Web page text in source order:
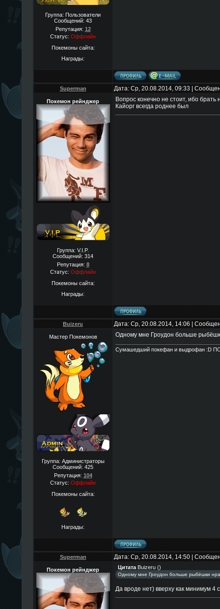
Группа: Пользователи
Сообщений: 43
Репутация: 12
Статус: Оффлайн
Покемоны сайта:
Награды:
Superman Дата: Ср, 20.08.2014, 09:33 |
Покемон рейнджер
Группа: V.I.P.
Сообщений: 314
Репутация: 8
Статус: Оффлайн
Покемоны сайта:
Награды:
Вопрос конечно не стоит, ибо
Кайорг всегда роднее был
Buizeru Дата: Ср, 20.08.2014, 14:06 |
Мастер Покемонов
Группа: Администраторы
Сообщений: 425
Репутация: 104
Статус: Оффлайн
Покемоны сайта:
Награды:
Одному мне Гроудон больше
Сумашедший покефан и выдрофан :D
Superman Дата: Ср, 20.08.2014, 14:50 |
Покемон рейнджер Цитата Buizeru()
Одному мне Гроудон больше рыбёшки
Да вроде нет) вверху как минимум